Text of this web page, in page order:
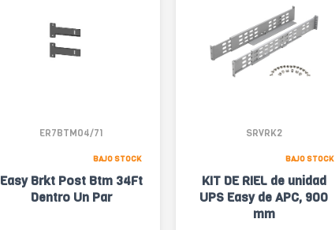
ER7BTM04/71
BAJO STOCK
Easy Brkt Post Btm 34Ft
Dentro Un Par
SRVRK2
BAJO STOCK
KIT DE RIEL de unidad
UPS Easy de APC, 900
mm